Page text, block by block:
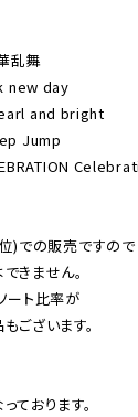
乱舞
new day
and bright
Jump
)での販売ですので
きません。
ート比率が
ございます。
ております。